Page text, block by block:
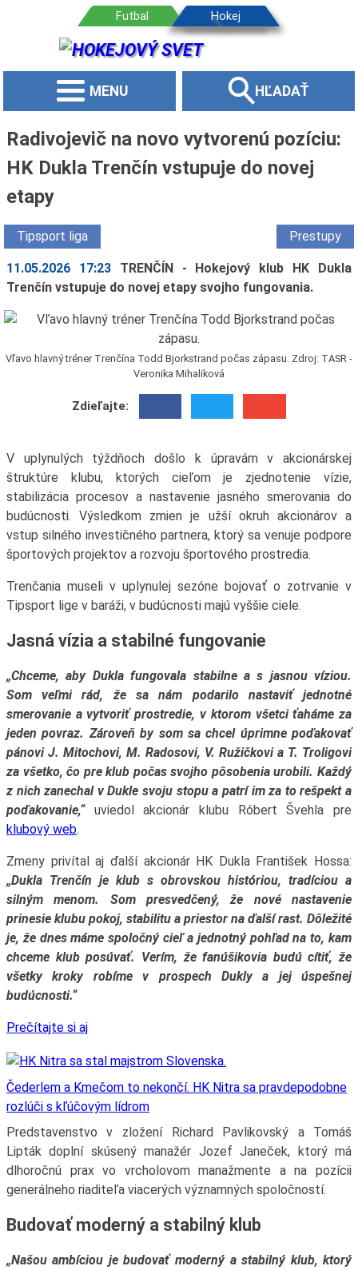
MENU HĽADAŤ
Radivojevič na novo vytvorenú pozíciu:
HK Dukla Trenčín vstupuje do novej
etapy
Tipsport liga Prestupy
11.05.2026 17:23
TRENČÍN - Hokejový klub HK Dukla
Trenčín vstupuje do novej etapy svojho fungovania.
Vľavo hlavný tréner Trenčína Todd Bjorkstrand počas zápasu. Zdroj: TASR -
Veronika Mihaliková
Zdieľajte:
V uplynulých týždňoch došlo k úpravám v akcionárskej
štruktúre klubu, ktorých cieľom je zjednotenie vízie,
stabilizácia procesov a nastavenie jasného smerovania do
budúcnosti. Výsledkom zmien je užší okruh akcionárov a
vstup silného investičného partnera, ktorý sa venuje podpore
športových projektov a rozvoju športového prostredia.
Trenčania museli v uplynulej sezóne bojovať o zotrvanie v
Tipsport lige v baráži, v budúcnosti majú vyššie ciele.
Jasná vízia a stabilné fungovanie
„Chceme, aby Dukla fungovala stabilne a s jasnou víziou.
Som veľmi rád, že sa nám podarilo nastaviť jednotné
smerovanie a vytvoriť prostredie, v ktorom všetci ťaháme za
jeden povraz. Zároveň by som sa chcel úprimne poďakovať
pánovi J. Mitochovi, M. Radosovi, V. Ružičkovi a T. Troligovi
za všetko, čo pre klub počas svojho pôsobenia urobili. Každý
z nich zanechal v Dukle svoju stopu a patrí im za to rešpekt a
poďakovanie,“uviedol akcionár klubu Róbert Švehla pre
klubový web.
Zmeny privítal aj ďalší akcionár HK Dukla František Hossa:
„Dukla Trenčín je klub s obrovskou históriou, tradíciou a
silným menom. Som presvedčený, že nové nastavenie
prinesie klubu pokoj, stabilitu a priestor na ďalší rast. Dôležité
je, že dnes máme spoločný cieľ a jednotný pohľad na to, kam
chceme klub posúvať. Verím, že fanúšikovia budú cítiť, že
všetky kroky robíme v prospech Dukly a jej úspešnej
budúcnosti.“
Prečítajte si aj
Čederlem a Kmečom to nekončí. HK Nitra sa pravdepodobne
rozlúči s kľúčovým lídrom
Predstavenstvo v zložení Richard Pavlikovský a Tomáš
Lipták doplní skúsený manažér Jozef Janeček, ktorý má
dlhoročnú prax vo vrcholovom manažmente a na pozícii
generálneho riaditeľa viacerých významných spoločností.
Budovať moderný a stabilný klub
„Našou ambíciou je budovať moderný a stabilný klub, ktorý